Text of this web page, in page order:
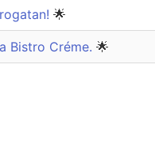
🌟
Bistro Créme. 🌟